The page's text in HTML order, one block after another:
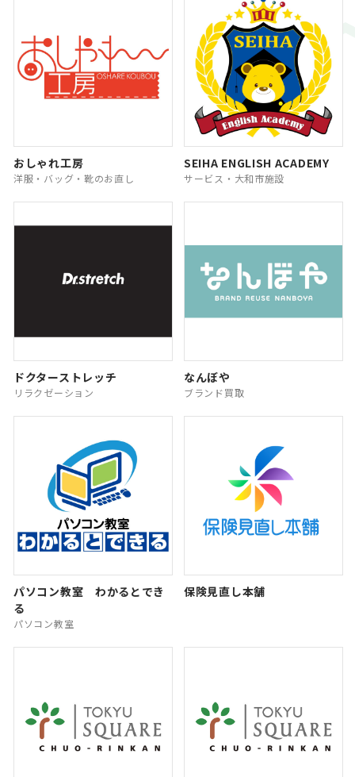
おしゃれ工房
洋服・バッグ・靴のお直し
SEIHA ENGLISH ACADEMY
サービス・大和市施設
ドクターストレッチ
リラクゼーション
なんぼや
ブランド買取
パソコン教室 わかるとでき
る
パソコン教室
保険見直し本舗